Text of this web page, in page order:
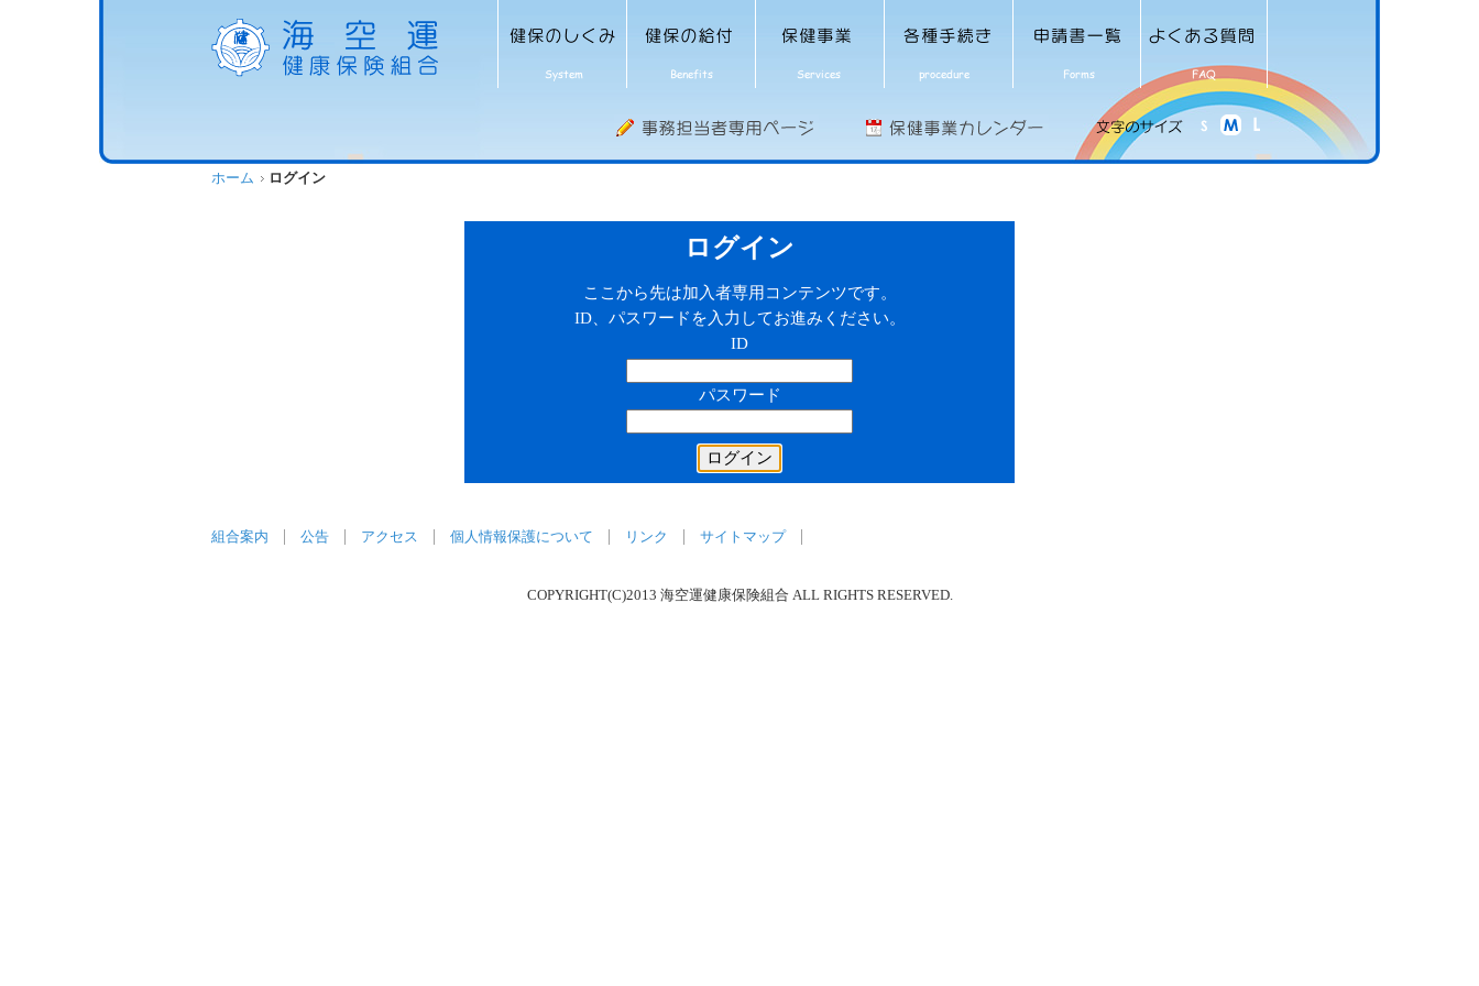
ホーム ログイン
ログイン
ここから先は加入者専用コンテンツです。
ID、パスワードを入力してお進みください。
ID
パスワード
組合案内 公告 アクセス 個人情報保護について リンク サイトマップ
COPYRIGHT(C)2013 海空運健康保険組合 ALL RIGHTS RESERVED.